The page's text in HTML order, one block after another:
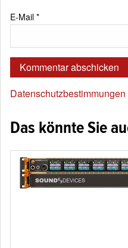
E-Mail *
Datenschutzbestimmungen
Das könnte Sie